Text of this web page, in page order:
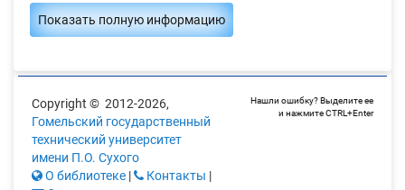
Показать полную информацию
Copyright © 2012-2026,
Гомельский государственный
технический университет
имени П.О. Сухого
О библиотеке | Контакты |
Нашли ошибку? Выделите ее
и нажмите CTRL+Enter